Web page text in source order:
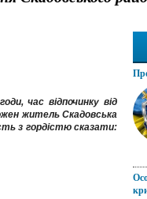
час відпочинку від
житель Скадовська
з гордістю сказати: